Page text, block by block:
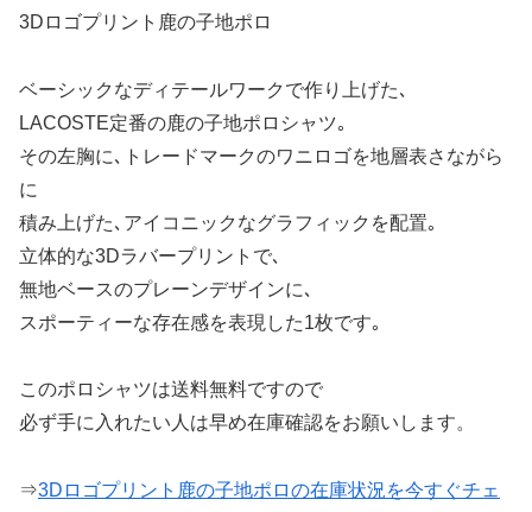
3Dロゴプリント鹿の子地ポロ
ベーシックなディテールワークで作り上げた､
LACOSTE定番の鹿の子地ポロシャツ｡
その左胸に､トレードマークのワニロゴを地層表さながら
に
積み上げた､アイコニックなグラフィックを配置｡
立体的な3Dラバープリントで､
無地ベースのプレーンデザインに､
スポーティーな存在感を表現した1枚です｡
このポロシャツは送料無料ですので
必ず手に入れたい人は早め在庫確認をお願いします。
⇒3Dロゴプリント鹿の子地ポロの在庫状況を今すぐチェ